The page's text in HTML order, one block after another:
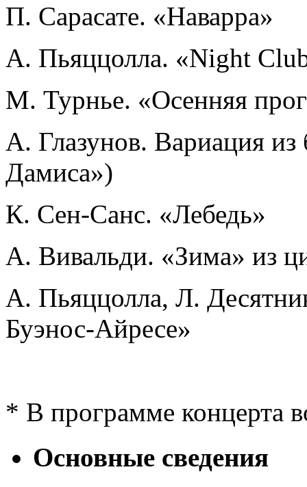
П. Сарасате. «Наварра»
А. Пьяццолла. «Night
М. Турнье. «Осенняя
А. Глазунов. Вариация
Дамиса»)
К. Сен-Санс. «Лебедь»
А. Вивальди. «Зима» из
А. Пьяццолла, Л.
Буэнос-Айресе»
* В программе концерта
Основные сведения